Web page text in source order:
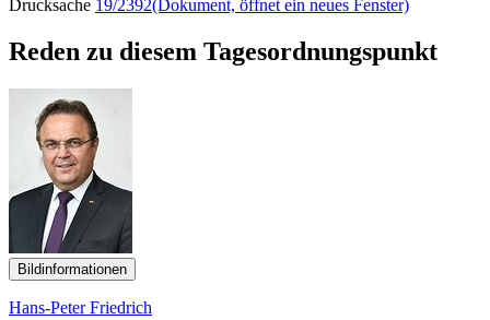
Drucksache 19/2392(Dokument, öffnet ein neues Fenster)
Reden zu diesem Tagesordnungspunkt
Bildinformationen
Hans-Peter Friedrich